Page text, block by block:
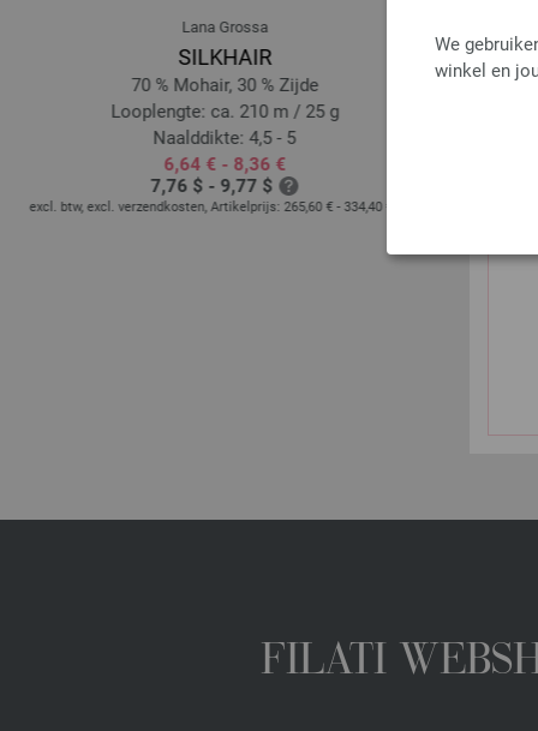
We
winkel en
Lana Grossa
SILKHAIR
70 % Mohair, 30 % Zijde
Looplengte: ca. 210 m / 25 g
Naalddikte: 4,5 - 5
6,64 € - 8,36 €
7,76 $ - 9,77 $
excl. btw, excl. verzendkosten, Artikelprijs:265,60 € - 334,40 €
FILATI